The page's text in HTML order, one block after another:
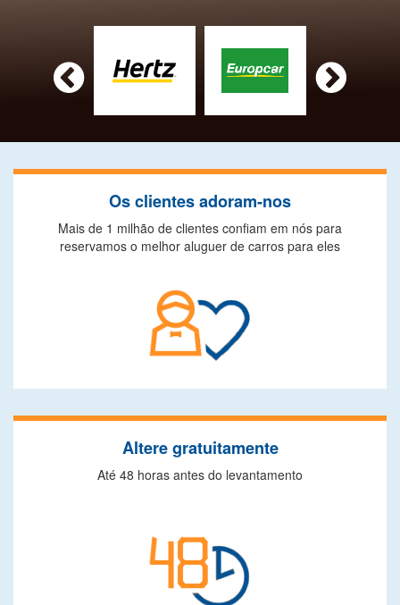
 
Os clientes adoram-nos
Mais de 1 milhão de clientes confiam em nós para
reservamos o melhor aluguer de carros para eles
Altere gratuitamente
Até 48 horas antes do levantamento